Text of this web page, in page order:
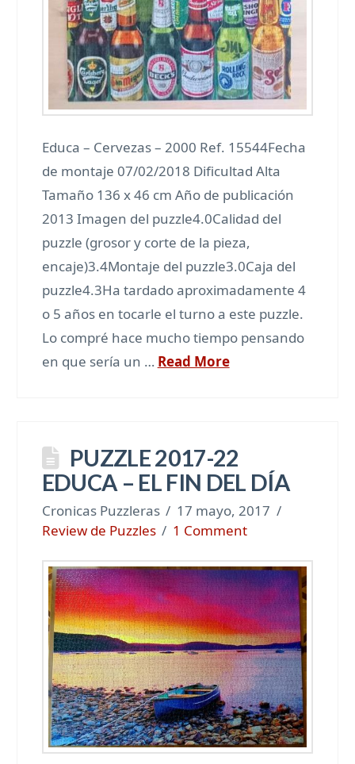
Educa – Cervezas – 2000 Ref. 15544Fecha
de montaje 07/02/2018 Dificultad Alta
Tamaño 136 x 46 cm Año de publicación
2013 Imagen del puzzle4.0Calidad del
puzzle (grosor y corte de la pieza,
encaje)3.4Montaje del puzzle3.0Caja del
puzzle4.3Ha tardado aproximadamente 4
o 5 años en tocarle el turno a este puzzle.
Lo compré hace mucho tiempo pensando
en que sería un … Read More
PUZZLE 2017-22
EDUCA – EL FIN DEL DÍA
Cronicas Puzzleras
17 mayo, 2017
Review de Puzzles
1 Comment